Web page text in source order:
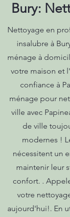
Bury:
Nettoyage en
insalubre à
ménage à
votre maison et
confiance à
ménage pour
ville avec
de ville
modernes !
nécessitent un
maintenir leur
confort. .
votre
aujourd'hui!. En